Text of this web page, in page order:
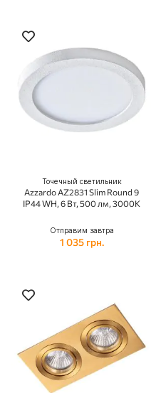
Точечный светильник
Azzardo AZ2831 Slim Round 9
IP44 WH, 6 Вт, 500 лм, 3000K
Отправим завтра
1 035 грн.